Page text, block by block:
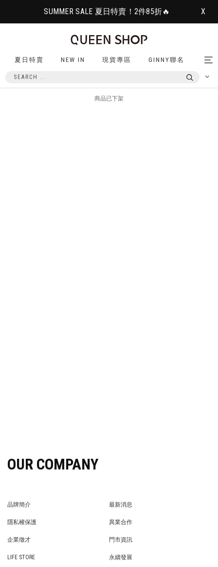
SUMMER SALE 夏日特賣！2件85折🔥 X
夏日特賣 NEW IN 現貨專區 GINNY聯名
商品已下架
OUR COMPANY
品牌簡介
最新消息
隱私權保護
異業合作
企業徵才
門市資訊
LIFE STORE
永續發展